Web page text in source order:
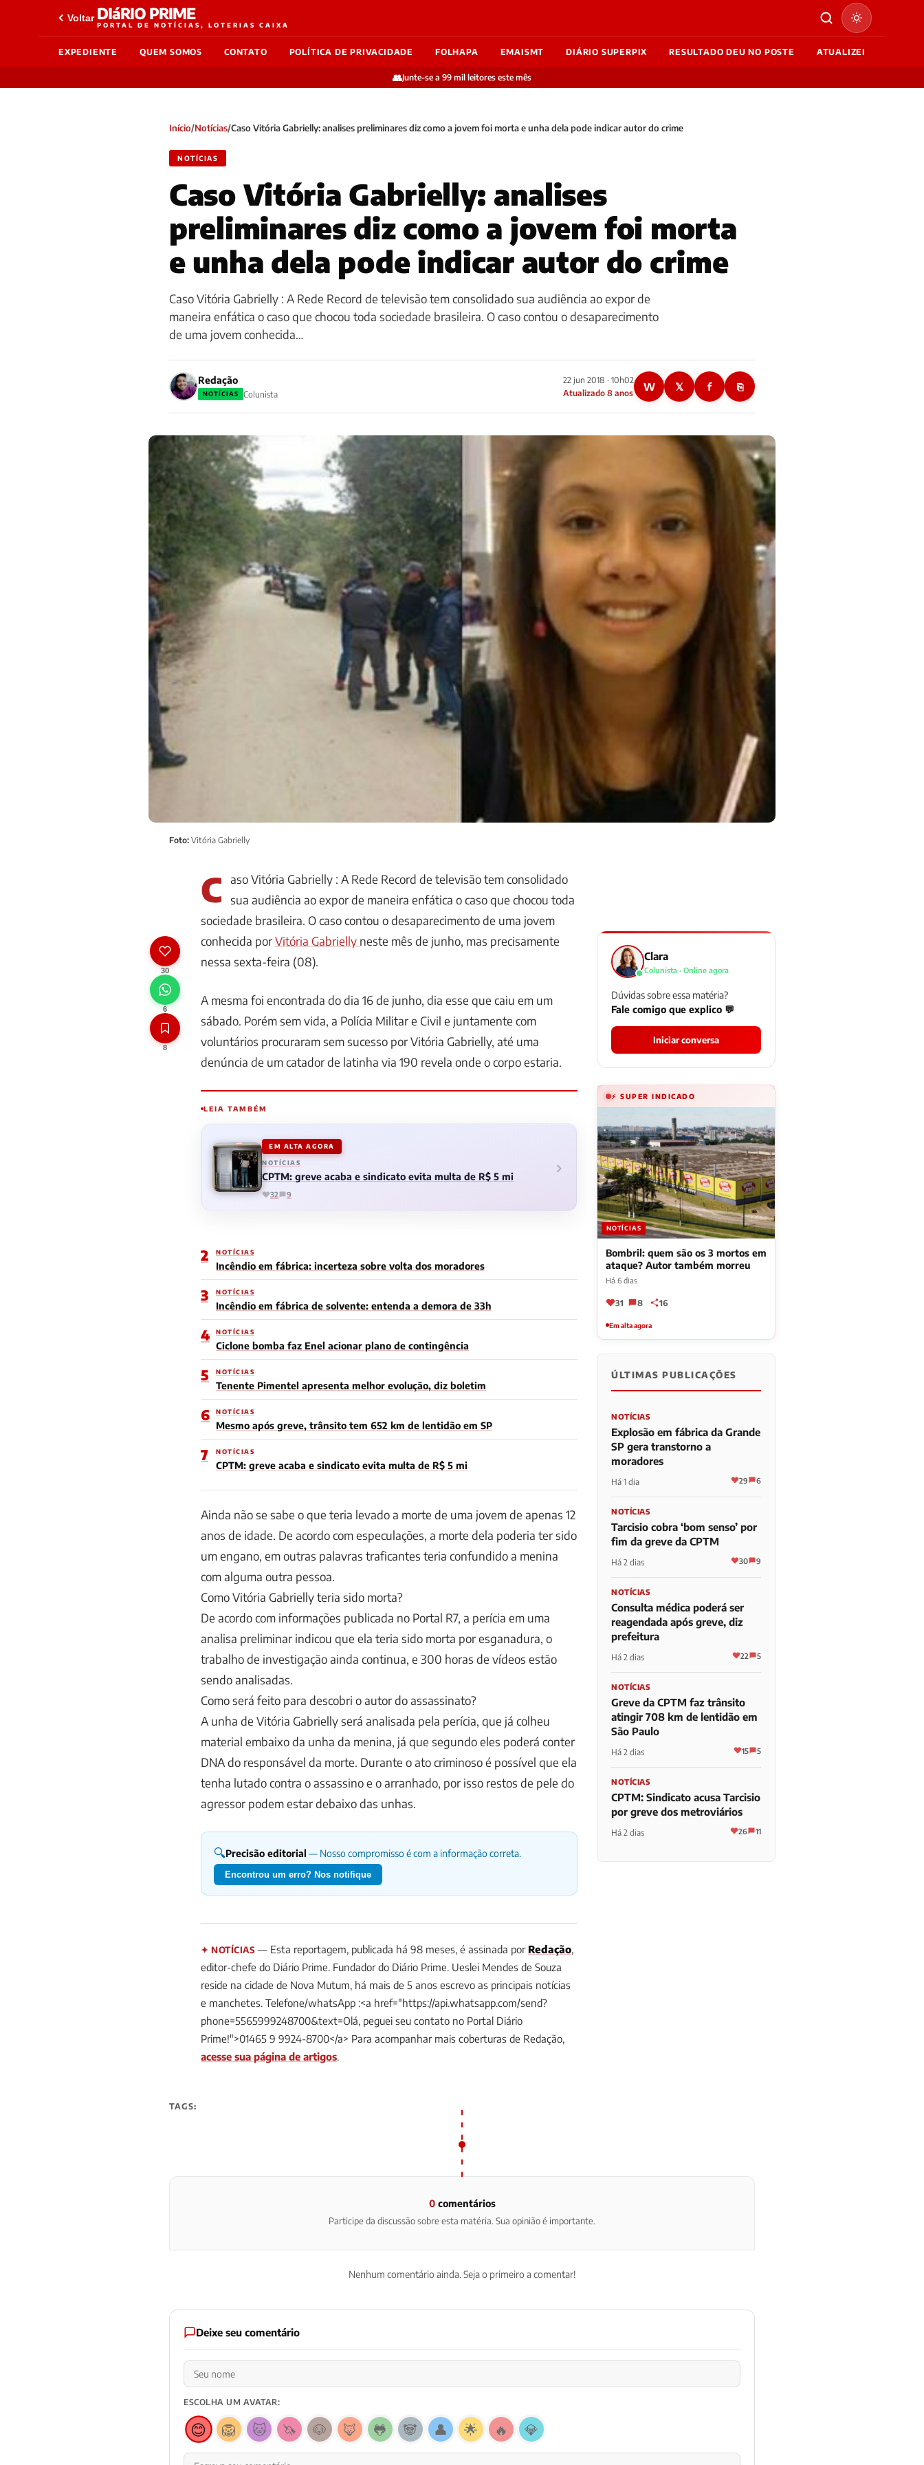
Voltar DIáRIO PRIME
PORTAL DE NOTÍCIAS, LOTERIAS CAIXA
EXPEDIENTE QUEM SOMOS CONTATO POLÍTICA DE PRIVACIDADE FOLHAPA EMAISMT DIÁRIO SUPERPIX RESULTADO DEU NO POSTE ATUALIZEI
👥Junte-se a 99 mil leitores este mês
Início/Notícias/Caso Vitória Gabrielly: analises preliminares diz como a jovem foi morta e unha dela pode indicar autor do crime
NOTÍCIAS
Caso Vitória Gabrielly: analises
preliminares diz como a jovem foi morta
e unha dela pode indicar autor do crime
Caso Vitória Gabrielly : A Rede Record de televisão tem consolidado sua audiência ao expor de
maneira enfática o caso que chocou toda sociedade brasileira. O caso contou o desaparecimento
de uma jovem conhecida…
Redação
NOTÍCIAS Colunista
22 jun 2018 · 10h02
Atualizado 8 anos
W 𝕏 f ⎘
Foto: Vitória Gabrielly
30
6
8
C aso Vitória Gabrielly : A Rede Record de televisão tem consolidado
sua audiência ao expor de maneira enfática o caso que chocou toda
sociedade brasileira. O caso contou o desaparecimento de uma jovem
conhecida porVitória Gabrielly neste mês de junho, mas precisamente
nessa sexta-feira (08).
A mesma foi encontrada do dia 16 de junho, dia esse que caiu em um
sábado. Porém sem vida, a Polícia Militar e Civil e juntamente com
voluntários procuraram sem sucesso por Vitória Gabrielly, até uma
denúncia de um catador de latinha via 190 revela onde o corpo estaria.
LEIA TAMBÉM
EM ALTA AGORA
NOTÍCIAS
CPTM: greve acaba e sindicato evita multa de R$ 5 mi
32 9
2 NOTÍCIAS
Incêndio em fábrica: incerteza sobre volta dos moradores
3 NOTÍCIAS
Incêndio em fábrica de solvente: entenda a demora de 33h
4 NOTÍCIAS
Ciclone bomba faz Enel acionar plano de contingência
5 NOTÍCIAS
Tenente Pimentel apresenta melhor evolução, diz boletim
6 NOTÍCIAS
Mesmo após greve, trânsito tem 652 km de lentidão em SP
7 NOTÍCIAS
CPTM: greve acaba e sindicato evita multa de R$ 5 mi
Ainda não se sabe o que teria levado a morte de uma jovem de apenas 12
anos de idade. De acordo com especulações, a morte dela poderia ter sido
um engano, em outras palavras traficantes teria confundido a menina
com alguma outra pessoa.
Como Vitória Gabrielly teria sido morta?
De acordo com informações publicada no Portal R7, a perícia em uma
analisa preliminar indicou que ela teria sido morta por esganadura, o
trabalho de investigação ainda continua, e 300 horas de vídeos estão
sendo analisadas.
Como será feito para descobri o autor do assassinato?
A unha de Vitória Gabrielly será analisada pela perícia, que já colheu
material embaixo da unha da menina, já que segundo eles poderá conter
DNA do responsável da morte. Durante o ato criminoso é possível que ela
tenha lutado contra o assassino e o arranhado, por isso restos de pele do
agressor podem estar debaixo das unhas.
🔍Precisão editorial — Nosso compromisso é com a informação correta.
Encontrou um erro? Nos notifique
✦ NOTÍCIAS — Esta reportagem, publicada há 98 meses, é assinada por Redação,
editor-chefe do Diário Prime. Fundador do Diário Prime. Ueslei Mendes de Souza
reside na cidade de Nova Mutum, há mais de 5 anos escrevo as principais notícias
e manchetes. Telefone/whatsApp :<a href="https://api.whatsapp.com/send?
phone=5565999248700&text=Olá, peguei seu contato no Portal Diário
Prime!">01465 9 9924-8700</a> Para acompanhar mais coberturas de Redação,
acesse sua página de artigos.
Clara
Colunista · Online agora
Dúvidas sobre essa matéria?
Fale comigo que explico 💬
Iniciar conversa
⚡ SUPER INDICADO
NOTÍCIAS
Bombril: quem são os 3 mortos em
ataque? Autor também morreu
Há 6 dias
31 8 16
Em alta agora
ÚLTIMAS PUBLICAÇÕES
NOTÍCIAS
Explosão em fábrica da Grande
SP gera transtorno a
moradores
Há 1 dia 29 6
NOTÍCIAS
Tarcisio cobra ‘bom senso’ por
fim da greve da CPTM
Há 2 dias 30 9
NOTÍCIAS
Consulta médica poderá ser
reagendada após greve, diz
prefeitura
Há 2 dias 22 5
NOTÍCIAS
Greve da CPTM faz trânsito
atingir 708 km de lentidão em
São Paulo
Há 2 dias 15 5
NOTÍCIAS
CPTM: Sindicato acusa Tarcisio
por greve dos metroviários
Há 2 dias 26 11
TAGS:
0comentários
Participe da discussão sobre esta matéria. Sua opinião é importante.
Nenhum comentário ainda. Seja o primeiro a comentar!
Deixe seu comentário
ESCOLHA UM AVATAR:
😊 🦁 🐱 🦄 🐶 🦊 🐸 🐼 👤 🌟 🔥 💎